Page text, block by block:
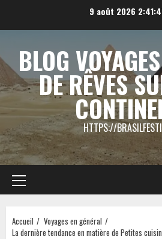
9 août 2026
BLOG
DE RÊVES
HTTPS://
Menu
principal
Accueil
Voyages en général
La dernière tendance en matière de Petites